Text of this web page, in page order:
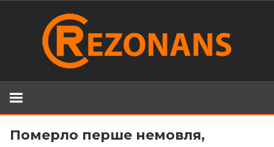
Померло перше немовля,